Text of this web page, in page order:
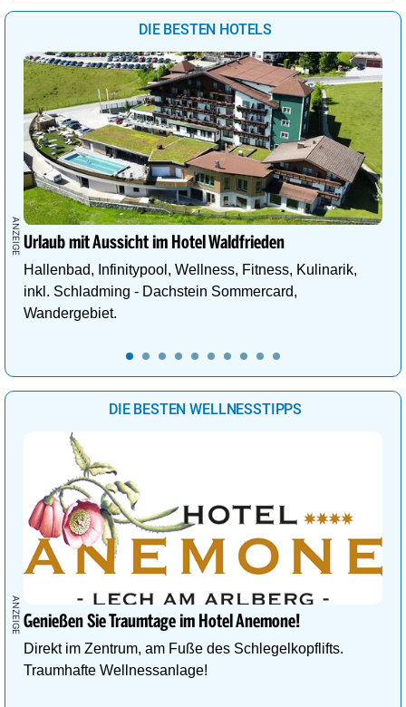
DIE BESTEN HOTELS
Urlaub mit Aussicht im Hotel Waldfrieden
Hallenbad, Infinitypool, Wellness, Fitness, Kulinarik,
inkl. Schladming - Dachstein Sommercard,
Wandergebiet.
DIE BESTEN WELLNESSTIPPS
Genießen Sie Traumtage im Hotel Anemone!
Direkt im Zentrum, am Fuße des Schlegelkopflifts.
Traumhafte Wellnessanlage!